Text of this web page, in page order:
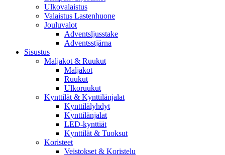
Ulkovalaistus
Valaistus Lastenhuone
Jouluvalot
Adventsljusstake
Adventsstjärna
Sisustus
Maljakot & Ruukut
Maljakot
Ruukut
Ulkoruukut
Kynttilät & Kynttilänjalat
Kynttilälyhdyt
Kynttilänjalat
LED-kynttiät
Kynttilät & Tuoksut
Koristeet
Veistokset & Koristelu